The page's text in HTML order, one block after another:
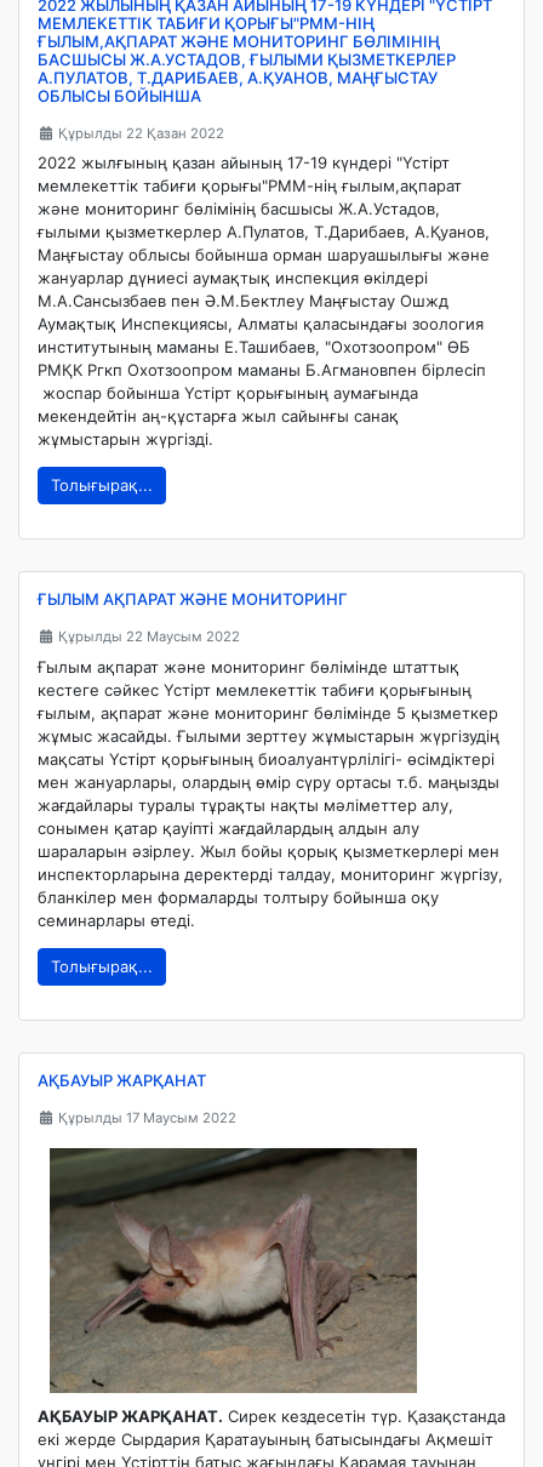
2022 ЖЫЛЫНЫҢ ҚАЗАН АЙЫНЫҢ 17-19 КҮНДЕРІ "ҮСТІРТ
МЕМЛЕКЕТТІК ТАБИҒИ ҚОРЫҒЫ"РММ-НІҢ
ҒЫЛЫМ,АҚПАРАТ ЖӘНЕ МОНИТОРИНГ БӨЛІМІНІҢ
БАСШЫСЫ Ж.А.УСТАДОВ, ҒЫЛЫМИ ҚЫЗМЕТКЕРЛЕР
А.ПУЛАТОВ, Т.ДАРИБАЕВ, А.ҚУАНОВ, МАҢҒЫСТАУ
ОБЛЫСЫ БОЙЫНША
Құрылды 22 Қазан 2022
2022 жылғының қазан айының 17-19 күндері "Үстірт
мемлекеттік табиғи қорығы"РММ-нің ғылым,ақпарат
және мониторинг бөлімінің басшысы Ж.А.Устадов,
ғылыми қызметкерлер А.Пулатов, Т.Дарибаев, А.Қуанов,
Маңғыстау облысы бойынша орман шаруашылығы және
жануарлар дүниесі аумақтық инспекция өкілдері
М.А.Сансызбаев пен Ә.М.Бектлеу Маңғыстау Ошжд
Аумақтық Инспекциясы, Алматы қаласындағы зоология
институтының маманы Е.Ташибаев, "Охотзоопром" ӨБ
РМҚК Ргкп Охотзоопром маманы Б.Агмановпен бірлесіп
жоспар бойынша Үстірт қорығының аумағында
мекендейтін аң-құстарға жыл сайынғы санақ
жұмыстарын жүргізді.
Толығырақ...
ҒЫЛЫМ АҚПАРАТ ЖӘНЕ МОНИТОРИНГ
Құрылды 22 Маусым 2022
Ғылым ақпарат және мониторинг бөлімінде штаттық
кестеге сәйкес Үстірт мемлекеттік табиғи қорығының
ғылым, ақпарат және мониторинг бөлімінде 5 қызметкер
жұмыс жасайды. Ғылыми зерттеу жұмыстарын жүргізудің
мақсаты Үстірт қорығының биоалуантүрлілігі- өсімдіктері
мен жануарлары, олардың өмір сүру ортасы т.б. маңызды
жағдайлары туралы тұрақты нақты мәліметтер алу,
сонымен қатар қауіпті жағдайлардың алдын алу
шараларын әзірлеу. Жыл бойы қорық қызметкерлері мен
инспекторларына деректерді талдау, мониторинг жүргізу,
бланкілер мен формаларды толтыру бойынша оқу
семинарлары өтеді.
Толығырақ...
АҚБАУЫР ЖАРҚАНАТ
Құрылды 17 Маусым 2022
АҚБАУЫР ЖАРҚАНАТ. Сирек кездесетін түр. Қазақстанда
екі жерде Сырдария Қаратауының батысындағы Ақмешіт
үңгірі мен Үстірттің батыс жағындағы Қарамая тауынан